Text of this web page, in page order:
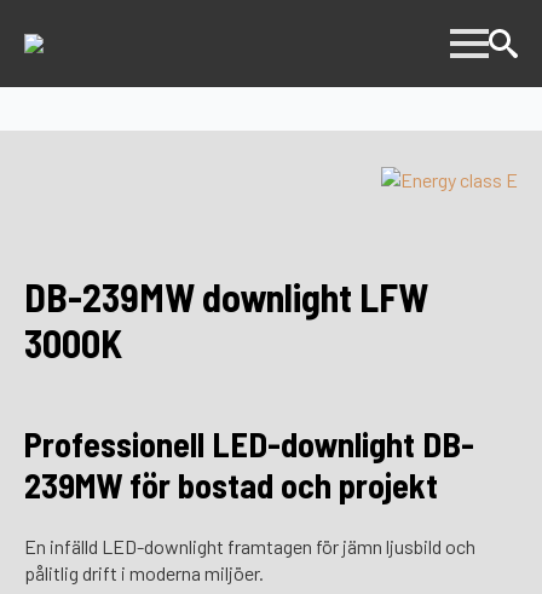
DB-239MW downlight LFW
3000K
Professionell LED-downlight DB-
239MW för bostad och projekt
En infälld LED-downlight framtagen för jämn ljusbild och
pålitlig drift i moderna miljöer.